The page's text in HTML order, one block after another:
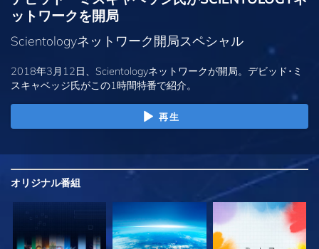
ットワークを開局
Scientologyネットワーク開局スペシャル
2018年3月12日、Scientologyネットワークが開局。デビッド･ミ
スキャベッジ氏がこの1時間特番で紹介。
再生
オリジナル番組